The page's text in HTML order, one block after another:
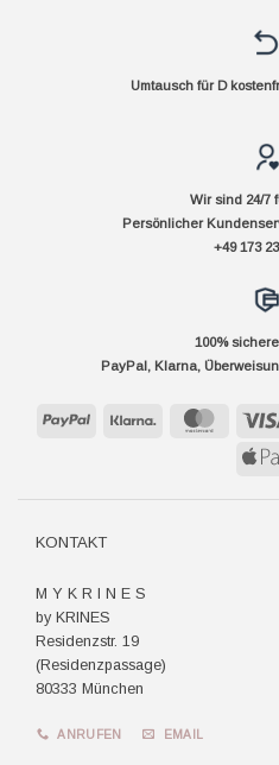
Umtausch für D
Wir sind 24/7
Persönlicher
+49 173
100%
PayPal, Klarna,
PayPal Klarna
KONTAKT
M Y K R I N E S
by KRINES
Residenzstr. 19
(Residenzpassage)
80333 München
ANRUFEN EMAIL